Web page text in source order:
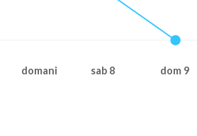
domani sab 8 dom 9